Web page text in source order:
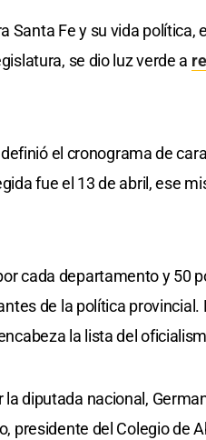
Santa Fe y su vida
se dio luz verde a
el cronograma de
fue el 13 de abril, ese
cada departamento y 50
de la política provincial.
la lista del
diputada nacional,
presidente del Colegio de